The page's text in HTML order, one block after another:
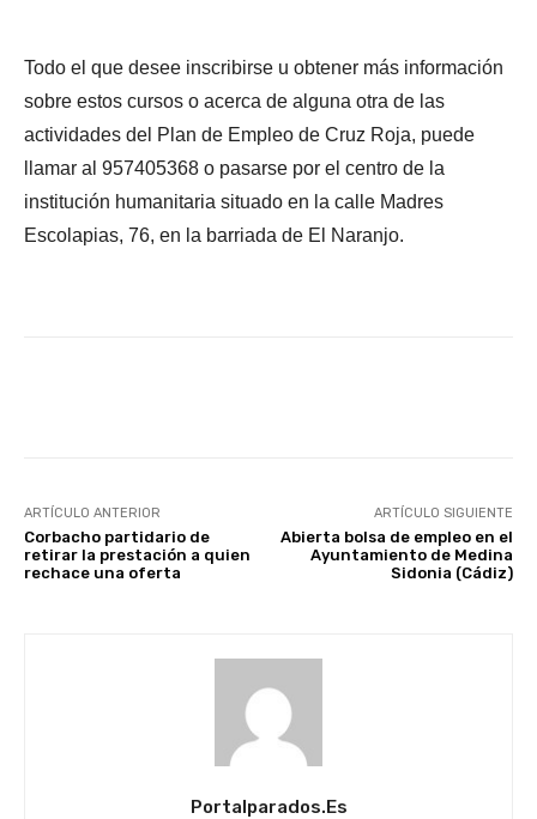
Todo el que desee inscribirse u obtener más información
sobre estos cursos o acerca de alguna otra de las
actividades del Plan de Empleo de Cruz Roja, puede
llamar al 957405368 o pasarse por el centro de la
institución humanitaria situado en la calle Madres
Escolapias, 76, en la barriada de El Naranjo.
ARTÍCULO ANTERIOR
Corbacho partidario de
retirar la prestación a quien
rechace una oferta
ARTÍCULO SIGUIENTE
Abierta bolsa de empleo en el
Ayuntamiento de Medina
Sidonia (Cádiz)
Portalparados.es